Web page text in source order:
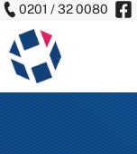
Zum
Inhalt
springen
0201 / 32 0080